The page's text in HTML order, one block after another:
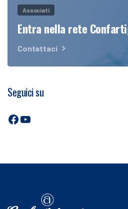
Associati
Entra nella rete
Contattaci
Seguici su
Facebook
YouTube